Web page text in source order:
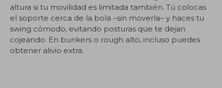
altura si tu movilidad es limitada también. Tú colocas
el soporte cerca de la bola –sin moverla– y haces tu
swing cómodo, evitando posturas que te dejan
cojeando. En bunkers o rough alto, incluso puedes
obtener alivio extra.